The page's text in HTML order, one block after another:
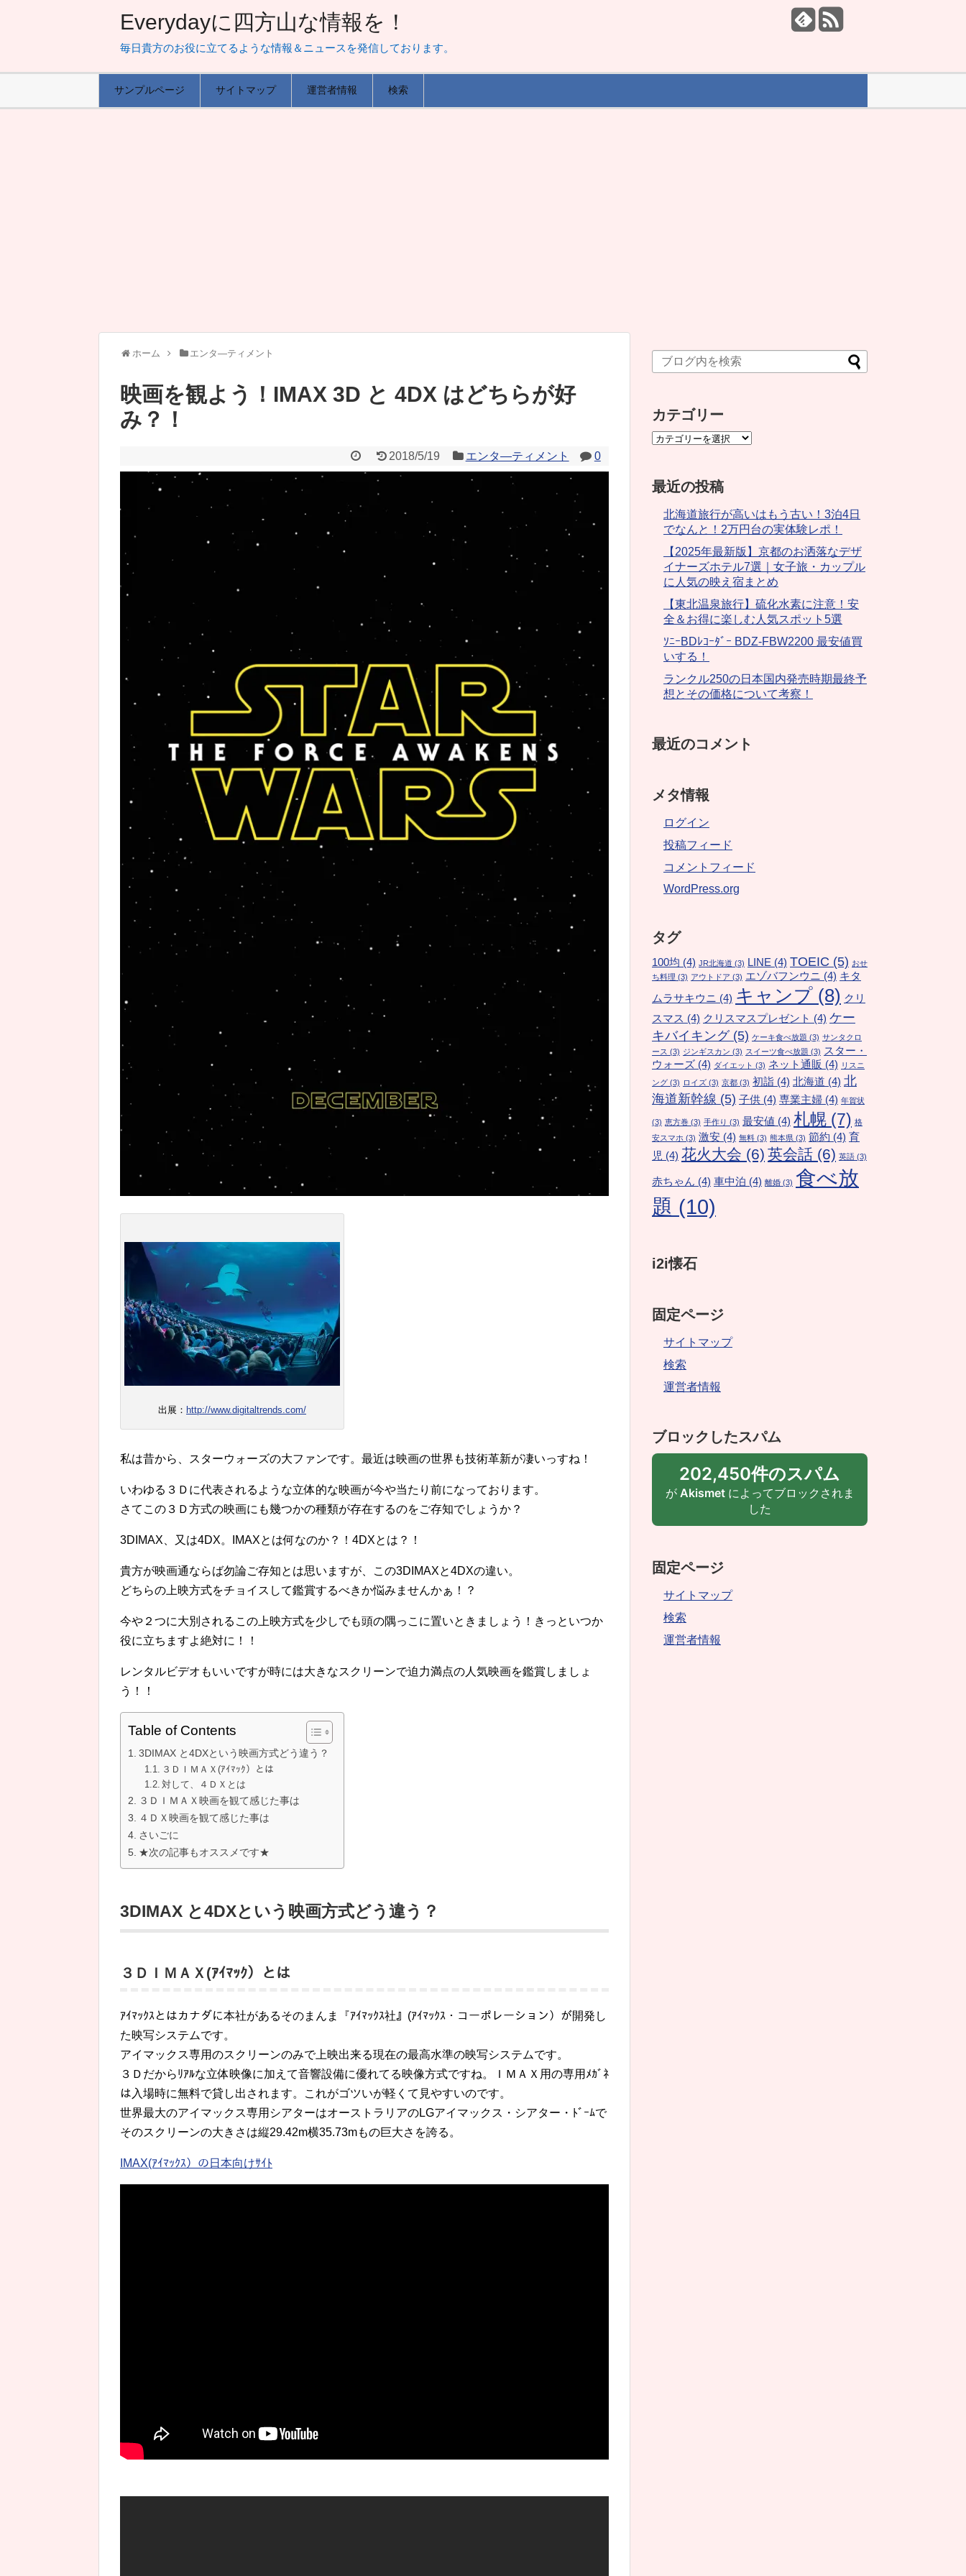
Everydayに四方山な情報を！
毎日貴方のお役に立てるような情報＆ニュースを発信しております。
サンプルページ サイトマップ 運営者情報 検索
ホーム エンタ―ティメント
映画を観よう！IMAX 3D と 4DX はどちらが好
み？！
2018/5/19 エンタ―ティメント 0
出展： http://www.digitaltrends.com/
私は昔から、スターウォーズの大ファンです。最近は映画の世界も技術革新が凄いっすね！
いわゆる３Ｄに代表されるような立体的な映画が今や当たり前になっております。
さてこの３Ｄ方式の映画にも幾つかの種類が存在するのをご存知でしょうか？
3DIMAX、又は4DX。IMAXとは何なのか？！4DXとは？！
貴方が映画通ならば勿論ご存知とは思いますが、この3DIMAXと4DXの違い。
どちらの上映方式をチョイスして鑑賞するべきか悩みませんかぁ！？
今や２つに大別されるこの上映方式を少しでも頭の隅っこに置いときましょう！きっといつか
役に立ちますよ絶対に！！
レンタルビデオもいいですが時には大きなスクリーンで迫力満点の人気映画を鑑賞しましょ
う！！
Table of Contents
3DIMAX と4DXという映画方式どう違う？
３ＤＩＭＡＸ(ｱｲﾏｯｸ）とは
対して、４ＤＸとは
３ＤＩＭＡＸ映画を観て感じた事は
４ＤＸ映画を観て感じた事は
さいごに
★次の記事もオススメです★
3DIMAX と4DXという映画方式どう違う？
３ＤＩＭＡＸ(ｱｲﾏｯｸ）とは
ｱｲﾏｯｸｽとはカナダに本社があるそのまんま『ｱｲﾏｯｸｽ社』(ｱｲﾏｯｸｽ・コーポレーション）が開発し
た映写システムです。
アイマックス専用のスクリーンのみで上映出来る現在の最高水準の映写システムです。
３Ｄだからﾘｱﾙな立体映像に加えて音響設備に優れてる映像方式ですね。ＩＭＡＸ用の専用ﾒｶﾞﾈ
は入場時に無料で貸し出されます。これがゴツいが軽くて見やすいのです。
世界最大のアイマックス専用シアターはオーストラリアのLGアイマックス・シアター・ﾄﾞｰﾑで
そのスクリーンの大きさは縦29.42m横35.73mもの巨大さを誇る。
IMAX(ｱｲﾏｯｸｽ）の日本向けｻｲﾄ
カテゴリー
最近の投稿
北海道旅行が高いはもう古い！3泊4日
でなんと！2万円台の実体験レポ！
【2025年最新版】京都のお洒落なデザ
イナーズホテル7選｜女子旅・カップル
に人気の映え宿まとめ
【東北温泉旅行】硫化水素に注意！安
全＆お得に楽しむ人気スポット5選
ｿﾆｰBDﾚｺｰﾀﾞｰ BDZ-FBW2200 最安値買
いする！
ランクル250の日本国内発売時期最終予
想とその価格について考察！
最近のコメント
メタ情報
ログイン
投稿フィード
コメントフィード
WordPress.org
タグ
100均 (4) JR北海道 (3) LINE (4) TOEIC (5) おせ
ち料理 (3) アウトドア (3) エゾバフンウニ (4) キタ
ムラサキウニ (4) キャンプ (8) クリ
スマス (4) クリスマスプレゼント (4) ケー
キバイキング(5) ケーキ食べ放題 (3) サンタクロ
ース (3) ジンギスカン (3) スイーツ食べ放題 (3) スター・
ウォーズ (4) ダイエット (3) ネット通販 (4) リスニ
ング (3) ロイズ (3) 京都 (3) 初詣 (4) 北海道 (4) 北
海道新幹線 (5) 子供 (4) 専業主婦 (4) 年賀状
(3) 恵方巻 (3) 手作り (3) 最安値 (4) 札幌 (7) 格
安スマホ (3) 激安 (4) 無料 (3) 熊本県 (3) 節約 (4) 育
児 (4) 花火大会 (6) 英会話 (6) 英語 (3)
赤ちゃん (4) 車中泊 (4) 離婚 (3) 食べ放
題 (10)
i2i懐石
固定ページ
サイトマップ
検索
運営者情報
ブロックしたスパム
202,450件のスパム
が Akismetによってブロックされま
した
固定ページ
サイトマップ
検索
運営者情報